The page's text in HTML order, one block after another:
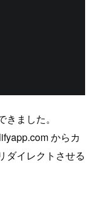
ました。
からカ
ダイレクトさせる